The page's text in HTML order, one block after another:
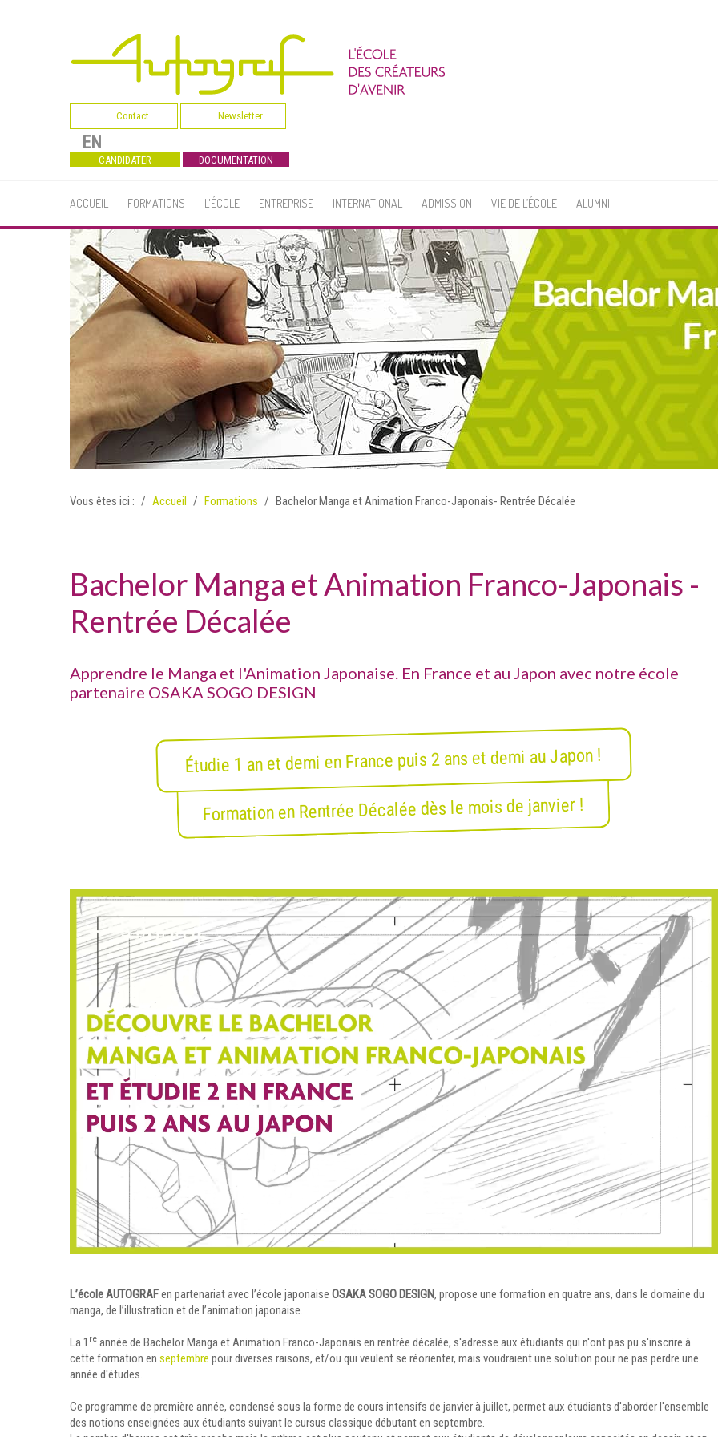
Contact Newsletter
EN
CANDIDATER DOCUMENTATION
ACCUEIL FORMATIONS L'ÉCOLE ENTREPRISE INTERNATIONAL ADMISSION VIE DE L’ÉCOLE ALUMNI
Vous êtes ici : Accueil Formations Bachelor Manga et Animation Franco-Japonais- Rentrée Décalée
Bachelor Manga et Animation Franco-Japonais -
Rentrée Décalée
Apprendre le Manga et l'Animation Japonaise. En France et au Japon avec notre école
partenaire OSAKA SOGO DESIGN
Étudie 1 an et demi en France puis 2 ans et demi au Japon !
Formation en Rentrée Décalée dès le mois de janvier !
L’école AUTOGRAFen partenariat avec l’école japonaise OSAKA SOGO DESIGN, propose une formation en quatre ans, dans le domaine du
manga, de l’illustration et de l’animation japonaise.
La 1 re année de Bachelor Manga et Animation Franco-Japonais en rentrée décalée, s'adresse aux étudiants qui n'ont pas pu s'inscrire à
cette formation en septembre pour diverses raisons, et/ou qui veulent se réorienter, mais voudraient une solution pour ne pas perdre une
année d'études.
Ce programme de première année, condensé sous la forme de cours intensifs de janvier à juillet, permet aux étudiants d'aborder l'ensemble
des notions enseignées aux étudiants suivant le cursus classique débutant en septembre.